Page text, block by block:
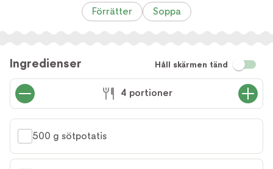
Förrätter Soppa
Ingredienser Håll skärmen tänd
4 portioner
500 g sötpotatis